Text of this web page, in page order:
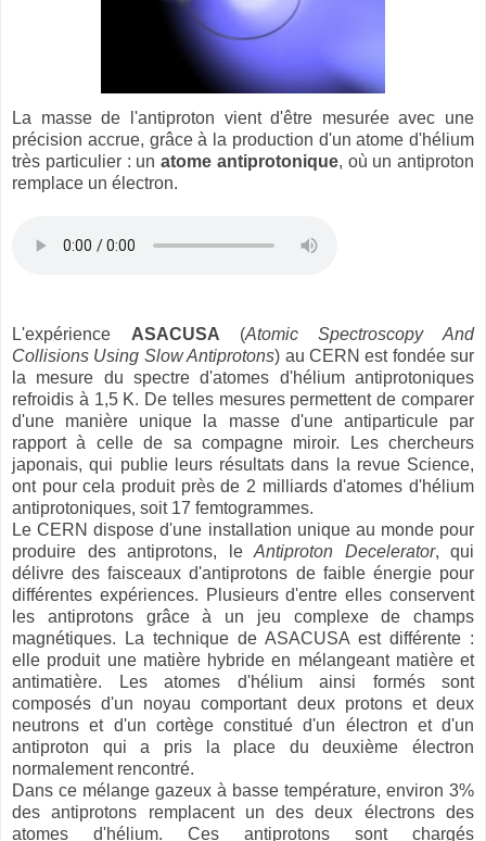
La masse de l'antiproton vient d'être mesurée avec une
précision accrue, grâce à la production d'un atome d'hélium
très particulier : un atome antiprotonique, où un antiproton
remplace un électron.
L'expérience ASACUSA (Atomic Spectroscopy And
Collisions Using Slow Antiprotons) au CERN est fondée sur
la mesure du spectre d'atomes d'hélium antiprotoniques
refroidis à 1,5 K. De telles mesures permettent de comparer
d'une manière unique la masse d'une antiparticule par
rapport à celle de sa compagne miroir. Les chercheurs
japonais, qui publie leurs résultats dans la revue Science,
ont pour cela produit près de 2 milliards d'atomes d'hélium
antiprotoniques, soit 17 femtogrammes.
Le CERN dispose d'une installation unique au monde pour
produire des antiprotons, le Antiproton Decelerator, qui
délivre des faisceaux d'antiprotons de faible énergie pour
différentes expériences. Plusieurs d'entre elles conservent
les antiprotons grâce à un jeu complexe de champs
magnétiques. La technique de ASACUSA est différente :
elle produit une matière hybride en mélangeant matière et
antimatière. Les atomes d'hélium ainsi formés sont
composés d'un noyau comportant deux protons et deux
neutrons et d'un cortège constitué d'un électron et d'un
antiproton qui a pris la place du deuxième électron
normalement rencontré.
Dans ce mélange gazeux à basse température, environ 3%
des antiprotons remplacent un des deux électrons des
atomes d'hélium. Ces antiprotons sont chargés